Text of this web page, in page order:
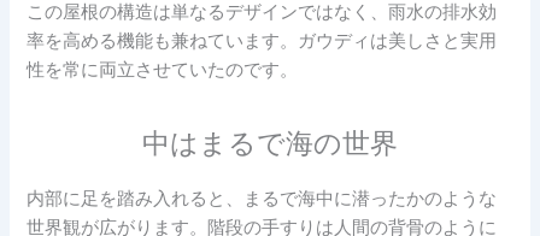
この屋根の構造は単なるデザインではなく、雨水の排水効
率を高める機能も兼ねています。ガウディは美しさと実用
性を常に両立させていたのです。
中はまるで海の世界
内部に足を踏み入れると、まるで海中に潜ったかのような
世界観が広がります。階段の手すりは人間の背骨のように